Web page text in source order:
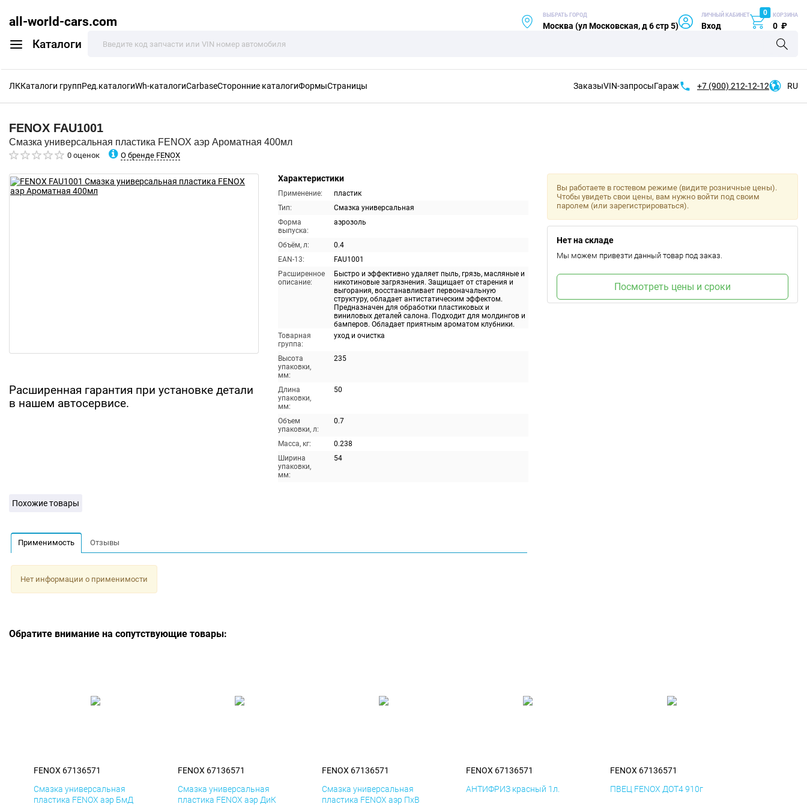
all-world-cars.com
Каталоги
ВЫБРАТЬ ГОРОД
Москва (ул Московская, д 6 стр 5)
ЛИЧНЫЙ КАБИНЕТ
Вход
0 КОРЗИНА
0 ₽
ЛККаталоги группРед.каталогиWh-каталогиCarbaseСторонние каталогиФормыСтраницы ЗаказыVIN-запросыГараж +7 (900) 212-12-12 RU
FENOX FAU1001
Смазка универсальная пластика FENOX аэр Ароматная 400мл
0 оценок О бренде FENOX
Расширенная гарантия при установке детали
в нашем автосервисе.
Характеристики
Применение:
пластик
Тип:
Смазка универсальная
Форма
выпуска:
аэрозоль
Объём, л:
0.4
EAN-13:
FAU1001
Расширенное
описание:
Быстро и эффективно удаляет пыль, грязь, масляные и
никотиновые загрязнения. Защищает от старения и
выгорания, восстанавливает первоначальную
структуру, обладает антистатическим эффектом.
Предназначен для обработки пластиковых и
виниловых деталей салона. Подходит для молдингов и
бамперов. Обладает приятным ароматом клубники.
Товарная
группа:
уход и очистка
Высота
упаковки,
мм:
235
Длина
упаковки,
мм:
50
Объем
упаковки, л:
0.7
Масса, кг:
0.238
Ширина
упаковки,
мм:
54
Вы работаете в гостевом режиме (видите розничные цены).
Чтобы увидеть свои цены, вам нужно войти под своим
паролем (или зарегистрироваться).
Нет на складе
Мы можем привезти данный товар под заказ.
Посмотреть цены и сроки
Похожие товары
Применимость Отзывы
Нет информации о применимости
Обратите внимание на сопутствующие товары:
FENOX 67136571
Смазка универсальная
пластика FENOX аэр БмД
FENOX 67136571
Смазка универсальная
пластика FENOX аэр ДиК
FENOX 67136571
Смазка универсальная
пластика FENOX аэр ПхВ
FENOX 67136571
АНТИФРИЗ красный 1л.
FENOX 67136571
ПВЕЦ FENOX ДОТ4 910г